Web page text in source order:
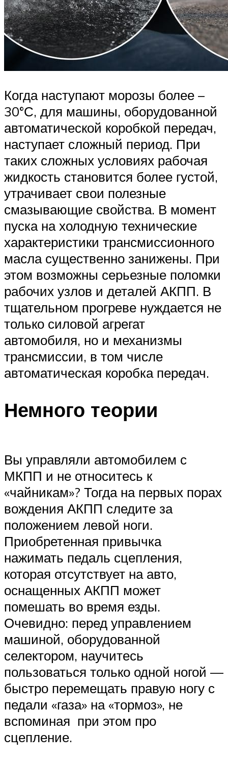
Когда наступают морозы более –
30°С, для машины, оборудованной
автоматической коробкой передач,
наступает сложный период. При
таких сложных условиях рабочая
жидкость становится более густой,
утрачивает свои полезные
смазывающие свойства. В момент
пуска на холодную технические
характеристики трансмиссионного
масла существенно занижены. При
этом возможны серьезные поломки
рабочих узлов и деталей АКПП. В
тщательном прогреве нуждается не
только силовой агрегат
автомобиля, но и механизмы
трансмиссии, в том числе
автоматическая коробка передач.
Немного теории
Вы управляли автомобилем с
МКПП и не относитесь к
«чайникам»? Тогда на первых порах
вождения АКПП следите за
положением левой ноги.
Приобретенная привычка
нажимать педаль сцепления,
которая отсутствует на авто,
оснащенных АКПП может
помешать во время езды.
Очевидно: перед управлением
машиной, оборудованной
селектором, научитесь
пользоваться только одной ногой —
быстро перемещать правую ногу с
педали «газа» на «тормоз», не
вспоминая при этом про
сцепление.